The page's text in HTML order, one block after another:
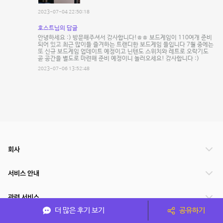
2023-07-04 22:50:18
호스트님의 답글
안녕하세요 :) 방문해주셔서 감사합니다!ㅎㅎ 보드게임이 110여개 준비
되어 있고 최근 많이들 즐겨하는 트랜디한 보드게임 들입니다 7월 중에는
또 신규 보드게임 업데이트 예정이고 닌텐도 스위치와 레트로 오락기도
곧 공간을 별도로 마련해 준비 예정이니 놀러오세요! 감사합니다 :)
2023-07-06 13:52:48
더 많은 후기 보기 공유하기
회사
서비스 안내
관련 서비스